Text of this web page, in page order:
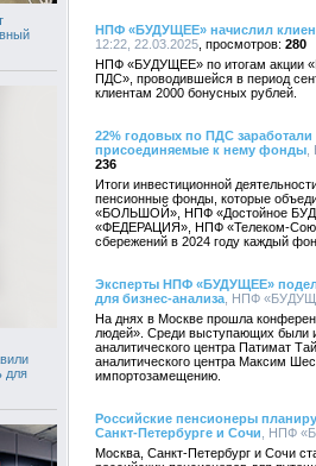
для
НПФ «БУДУЩЕЕ» начислил
12:22, 22.03.2025
280
НПФ «БУДУЩЕЕ» по итогам акции
ПДС», проводившейся в период
клиентам 2000 бонусных рублей.
22% годовых по ПДС
присоединяемые к нему фонды
236
Итоги инвестиционной
пенсионные фонды, которые
«БОЛЬШОЙ», НПФ «Достойное
«ФЕДЕРАЦИЯ», НПФ «Телеком-
сбережений в 2024 году каждый
Эксперты НПФ «БУДУЩЕЕ»
для бизнес-анализа , НПФ
На днях в Москве прошла
людей». Среди выступающих были
аналитического центра Патимат
аналитического центра Максим
импортозамещению.
Российские пенсионеры
Санкт-Петербурге и Сочи , НПФ
Москва, Санкт-Петербург и Сочи